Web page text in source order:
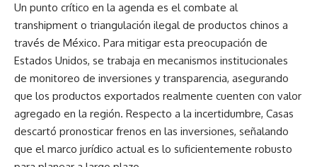
Un punto crítico en la agenda es el combate al
transhipment o triangulación ilegal de productos chinos a
través de México. Para mitigar esta preocupación de
Estados Unidos, se trabaja en mecanismos institucionales
de monitoreo de inversiones y transparencia, asegurando
que los productos exportados realmente cuenten con valor
agregado en la región. Respecto a la incertidumbre, Casas
descartó pronosticar frenos en las inversiones, señalando
que el marco jurídico actual es lo suficientemente robusto